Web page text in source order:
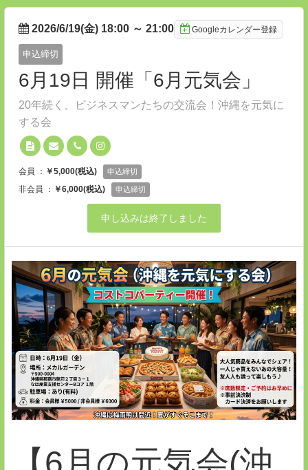
2026/6/19(金) 18:00 ～ 21:00 Googleカレンダー登録
申込締切
6月19日 開催「6月元気会」
20年続く、ビジネスマンたちの交流会！沖縄を元気に
する会
会員 ： ￥5,000(税込) 申込締切
非会員 ： ￥6,000(税込) 申込締切
申し込みは終了しました